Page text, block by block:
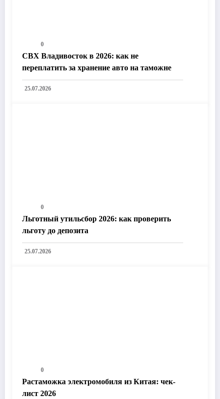
0
СВХ Владивосток в 2026: как не
переплатить за хранение авто на таможне
25.07.2026
0
Льготный утильсбор 2026: как проверить
льготу до депозита
25.07.2026
0
Растаможка электромобиля из Китая: чек-
лист 2026